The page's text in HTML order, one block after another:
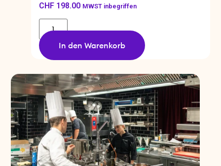
CHF198.00 MWST inbegriffen
In den Warenkorb